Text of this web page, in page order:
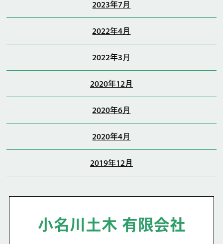
2023年7月
2022年4月
2022年3月
2020年12月
2020年6月
2020年4月
2019年12月
小名川土木 有限会社